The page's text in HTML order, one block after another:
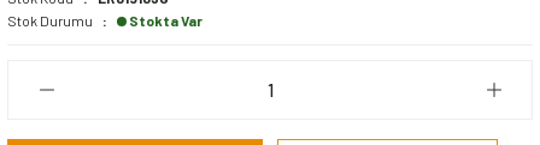
Stok Durumu
Stokta Var